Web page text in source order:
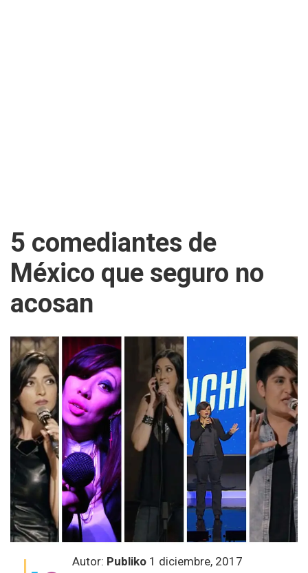
5 comediantes de
México que seguro no
acosan
Autor: Publiko 1 diciembre, 2017